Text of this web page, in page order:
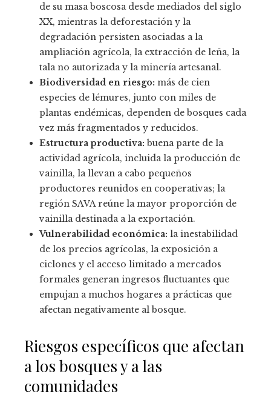
de su masa boscosa desde mediados del siglo
XX, mientras la deforestación y la
degradación persisten asociadas a la
ampliación agrícola, la extracción de leña, la
tala no autorizada y la minería artesanal.
Biodiversidad en riesgo: más de cien
especies de lémures, junto con miles de
plantas endémicas, dependen de bosques cada
vez más fragmentados y reducidos.
Estructura productiva: buena parte de la
actividad agrícola, incluida la producción de
vainilla, la llevan a cabo pequeños
productores reunidos en cooperativas; la
región SAVA reúne la mayor proporción de
vainilla destinada a la exportación.
Vulnerabilidad económica: la inestabilidad
de los precios agrícolas, la exposición a
ciclones y el acceso limitado a mercados
formales generan ingresos fluctuantes que
empujan a muchos hogares a prácticas que
afectan negativamente al bosque.
Riesgos específicos que afectan
a los bosques y a las
comunidades